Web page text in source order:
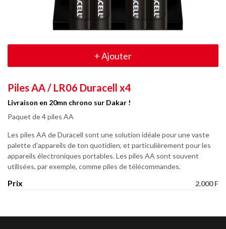
+Ajouter
Piles AA / LR06 Duracell x4
Livraison en 20mn chrono sur Dakar !
Paquet de 4 piles AA
Les piles AA de Duracell sont une solution idéale pour une vaste
palette d'appareils de ton quotidien, et particulièrement pour les
appareils électroniques portables. Les piles AA sont souvent
utilisées, par exemple, comme piles de télécommandes.
Prix 2.000 F